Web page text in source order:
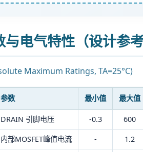
与电气特性（设计参
Maximum Ratings, TA=25°C)
参数 最小值 最大值
DRAIN 引脚电压 -0.3 600
内部MOSFET峰值电流 - 1.2